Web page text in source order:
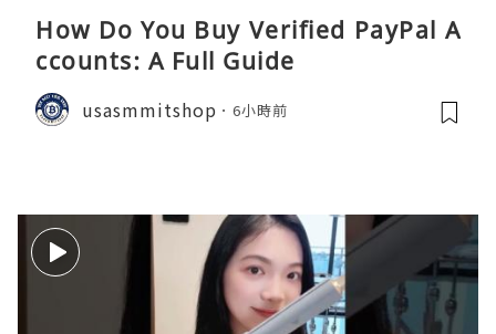
How Do You Buy Verified PayPal A
ccounts: A Full Guide
usasmmitshop 6小時前